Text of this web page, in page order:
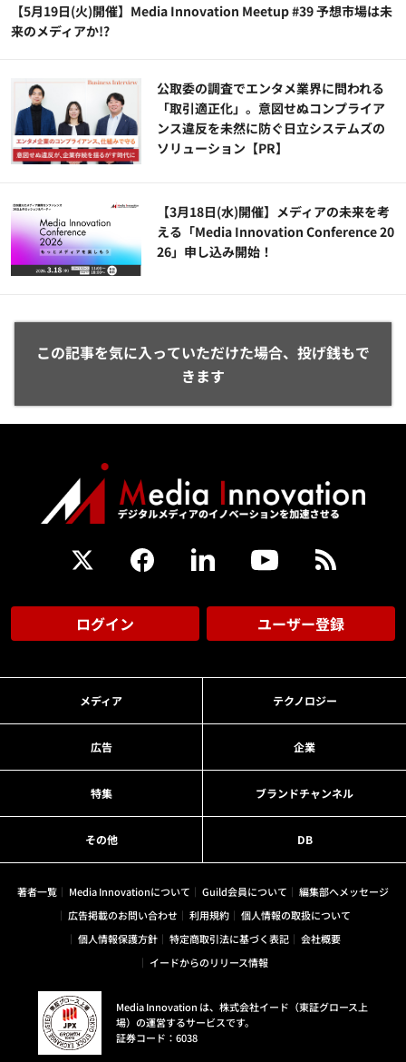
【5月19日(火)開催】Media Innovation Meetup #39 予想市場は未
来のメディアか!?
公​​取委の調査でエンタメ業界に問われる
「取引適正化」。意図せぬコンプライア
ンス違反を未然に防ぐ日立システムズの
ソリューション​【PR】
【3月18日(水)開催】メディアの未来を考
える「Media Innovation Conference 20
26」申し込み開始！
この記事を気に入っていただけた場合、投げ銭もで
きます
ログイン ユーザー登録
メディア テクノロジー
広告 企業
特集 ブランドチャンネル
その他 DB
著者一覧 Media Innovationについて Guild会員について
編集部へメッセージ
広告掲載のお問い合わせ
利用規約
個人情報の取扱について
個人情報保護方針
特定商取引法に基づく表記
会社概要
イードからのリリース情報
Media Innovation は、株式会社イード（東証グロース上
場）の運営するサービスです。
証券コード：6038